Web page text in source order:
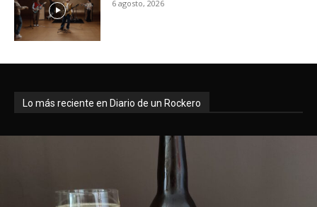
6 agosto, 2026
Lo más reciente en Diario de un Rockero